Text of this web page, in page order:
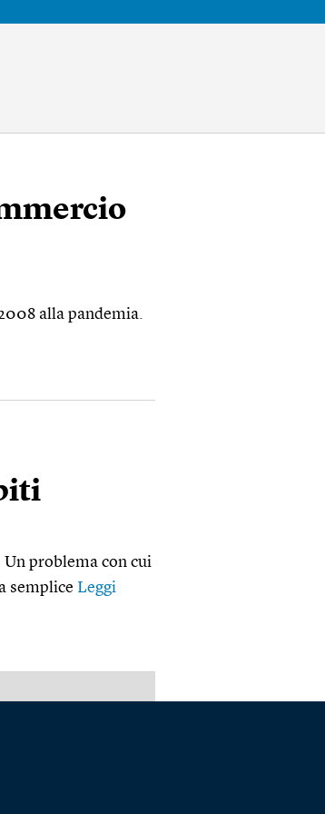
alla pandemia.
problema con cui
semplice Leggi